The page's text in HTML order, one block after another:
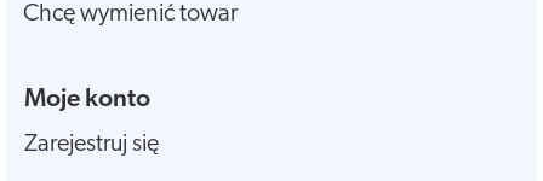
Chcę wymienić towar
Moje konto
Zarejestruj się